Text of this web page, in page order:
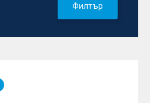
Филтър